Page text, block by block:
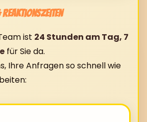
ist 24 Stunden am Tag, 7
für Sie da.
Ihre Anfragen so schnell wie